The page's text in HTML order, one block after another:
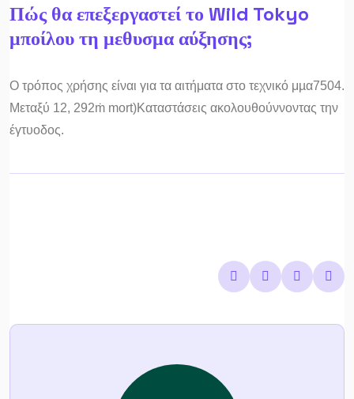
Πώς θα επεξεργαστεί το Wild Tokyo
μποίλου τη μεθυσμα αύξησης;
Ο τρόπος χρήσης είναι για τα αιτήματα στο τεχνικό μµα7504.
Μεταξύ 12, 292ṁ mort)Καταστάσεις ακολουθούννοντας την
έγτυοδος.